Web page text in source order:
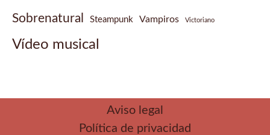
Sobrenatural Steampunk Vampiros Victoriano
Vídeo musical
Aviso legal
Política de privacidad